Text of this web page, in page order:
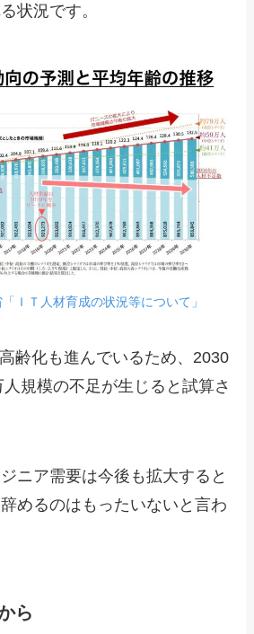
状況です。
ＩＴ人材育成の状況等について」
齢化も進んでいるため、2030
規模の不足が生じると試算さ
ニア需要は今後も拡大すると
めるのはもったいないと言わ
ら